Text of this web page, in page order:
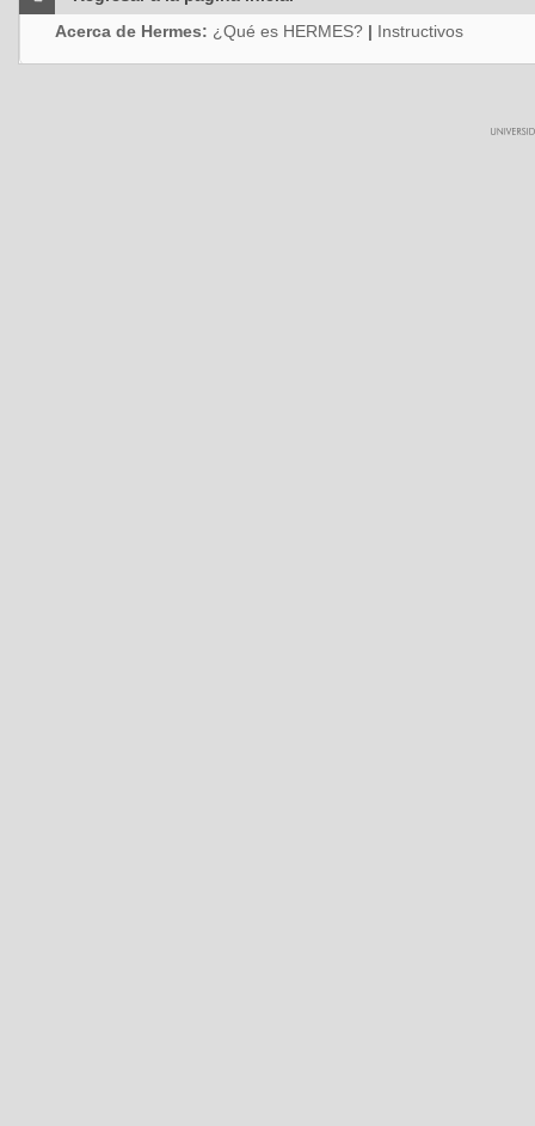
Acerca de Hermes: ¿Qué es HERMES? | Instructivos